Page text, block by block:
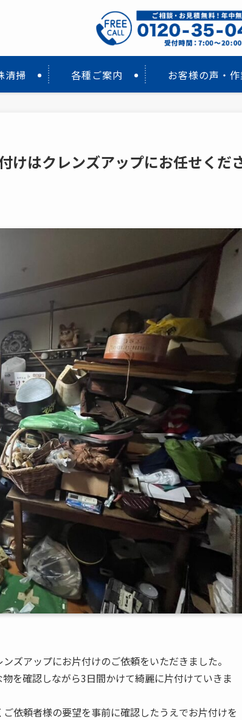
清掃 各種ご案内 お客様の声・
けはクレンズアップにお任せくだ
ズアップにお片付けのご依頼をいただきました。
を確認しながら3日間かけて綺麗に片付けていきま
依頼者様の要望を事前に確認したうえでお片付けを